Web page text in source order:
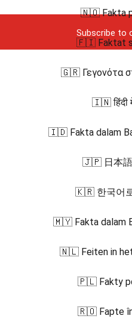
Subscribe to
🇳🇴 Fakta
🇫🇮 Faktat
🇬🇷 Γεγονότα
🇮🇳 हिंदी
🇮🇩 Fakta dalam
🇯🇵 日本語
🇰🇷 한국어
🇲🇾 Fakta dalam
🇳🇱 Feiten in
🇵🇱 Fakty
🇷🇴 Fapte în